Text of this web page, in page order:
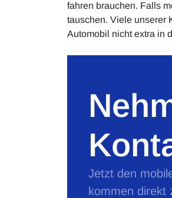
fahren brauchen. Falls
tauschen. Viele unserer
Automobil nicht extra in
Jetzt den
kommen direkt